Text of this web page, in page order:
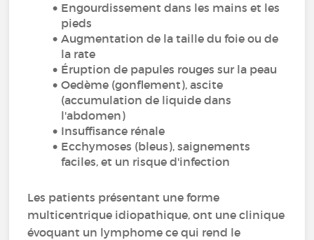
Engourdissement dans les mains et les
pieds
Augmentation de la taille du foie ou de
la rate
Éruption de papules rouges sur la peau
Oedème (gonflement), ascite
(accumulation de liquide dans
l'abdomen)
Insuffisance rénale
Ecchymoses (bleus), saignements
faciles, et un risque d'infection
Les patients présentant une forme
multicentrique idiopathique, ont une clinique
évoquant un lymphome ce qui rend le